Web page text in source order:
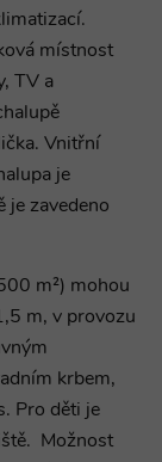
místnost
TV a
Vnitřní
je
je zavedeno
m²) mohou
m, v provozu
krbem,
Pro děti je
Možnost